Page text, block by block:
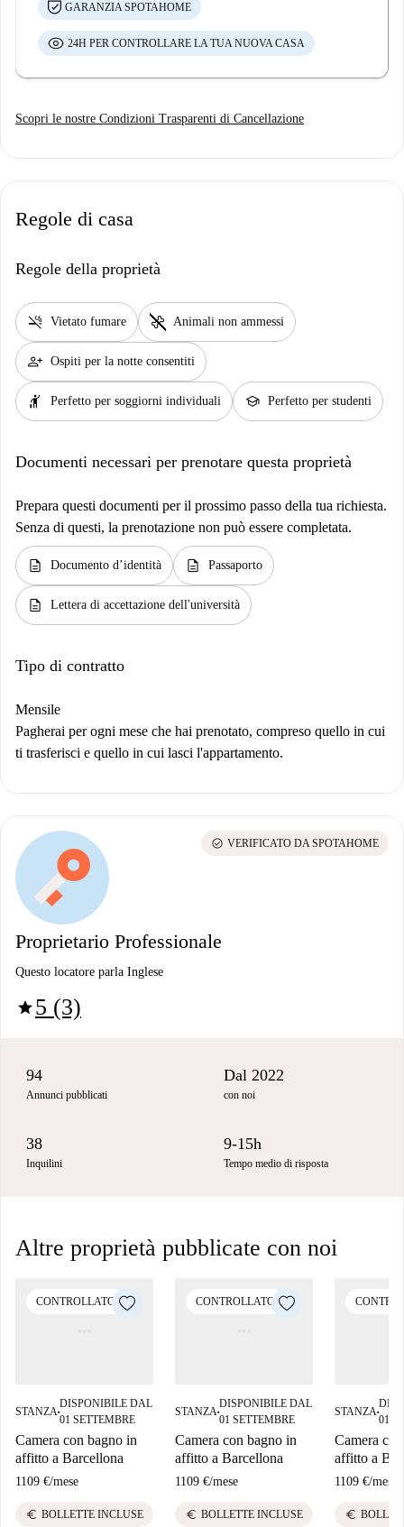
GARANZIA SPOTAHOME
24H PER CONTROLLARE LA TUA NUOVA CASA
Scopri le nostre Condizioni Trasparenti di Cancellazione
Regole di casa
Regole della proprietà
smoke_free Vietato fumare pet_supplies Animali non ammessi
person_add Ospiti per la notte consentiti
hail Perfetto per soggiorni individuali school Perfetto per studenti
Documenti necessari per prenotare questa proprietà
Prepara questi documenti per il prossimo passo della tua richiesta.
Senza di questi, la prenotazione non può essere completata.
description Documento d’identità description Passaporto
description Lettera di accettazione dell'università
Tipo di contratto
Mensile
Pagherai per ogni mese che hai prenotato, compreso quello in cui
ti trasferisci e quello in cui lasci l'appartamento.
Proprietario Professionale
Questo locatore parla Inglese
star5 (3)
check_circle VERIFICATO DA SPOTAHOME
94
Annunci pubblicati
Dal 2022
con noi
38
Inquilini
9-15h
Tempo medio di risposta
Altre proprietà pubblicate con noi
CONTROLLATO
STANZA■
DISPONIBILE DAL
01 SETTEMBRE
Camera con bagno in
affitto a Barcellona
1109 €/mese
euro BOLLETTE INCLUSE
CONTROLLATO
STANZA■
DISPONIBILE DAL
01 SETTEMBRE
Camera con bagno in
affitto a Barcellona
1109 €/mese
euro BOLLETTE INCLUSE
STANZA■
01
Camera
affitto a
1109 €/mese
euro